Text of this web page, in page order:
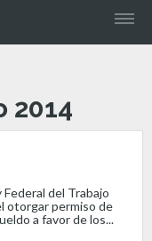
2014
Federal del Trabajo
otorgar permiso de
a favor de los...